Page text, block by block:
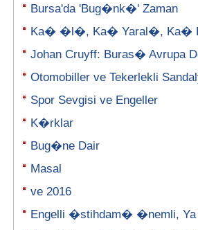
Bursa'da 'Bug�nk�' Zaman
Ka� �l�, Ka� Yaral�, Ka�
Johan Cruyff: Buras� Avrupa
Otomobiller ve Tekerlekli
Spor Sevgisi ve Engeller
K�rklar
Bug�ne Dair
Masal
ve 2016
Engelli �stihdam� �nemli,